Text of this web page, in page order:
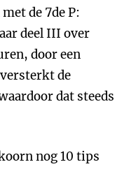
de 7de P:
deel III over
door een
de
dat steeds
nog 10 tips